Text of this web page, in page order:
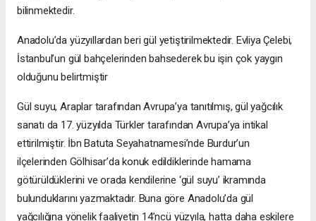
bilinmektedir.
Anadolu’da yüzyıllardan beri gül yetiştirilmektedir. Evliya Çelebi,
İstanbul’un gül bahçelerinden bahsederek bu işin çok yaygın
olduğunu belirtmiştir
Gül suyu, Araplar tarafından Avrupa’ya tanıtılmış, gül yağcılık
sanatı da 17. yüzyılda Türkler tarafından Avrupa’ya intikal
ettirilmiştir. İbn Batuta Seyahatnamesi’nde Burdur’un
ilçelerinden Gölhisar’da konuk edildiklerinde hamama
götürüldüklerini ve orada kendilerine ‘gül suyu’ ikramında
bulunduklarını yazmaktadır. Buna göre Anadolu’da gül
yağcılığına yönelik faaliyetin 14’ncü yüzyıla, hatta daha eskilere